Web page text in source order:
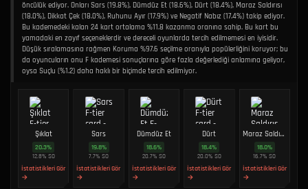
öncülük ediyor. Onları Sars (19.8%), Dümdüz Et (18.6%), Dürt (18.4%), Maraz Saldırısı
(18.0%), Dikkat Çek (18.0%), Ruhunu Ayır (17.9%) ve Negatif Nabız (17.4%) takip ediyor.
Bu kademedeki kalan 24 kart ortalama %11.8 kazanma oranına sahip. Bu kart bu
yamadaki en zayıf seçeneklerdir ve dereceli oyunlarda tercih edilmemesi en iyisidir.
Düşük sıralamasına rağmen Koruma %97.6 seçilme oranıyla popülerliğini koruyor; bu
da oyuncuların onu F kademesi sonuçlarına göre fazla değerlediği anlamına geliyor,
oysa Suçlu (%1.2) daha haklı bir biçimde tercih edilmiyor.
Şıklat
20.3%
12.8% SO
İstatistikleri Gör
→
Sars
19.8%
7.7%SO
İstatistikleri Gör
→
Dümdüz Et
18.6%
20.7% SO
İstatistikleri Gör
→
Dürt
18.4%
20.0% SO
İstatistikleri Gör
→
Maraz Saldırısı
18.0%
16.7%SO
İstatistikleri Gör
→